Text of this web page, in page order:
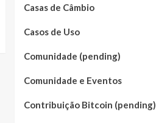
Casas de Câmbio
Casos de Uso
Comunidade (pending)
Comunidade e Eventos
Contribuição Bitcoin (pending)